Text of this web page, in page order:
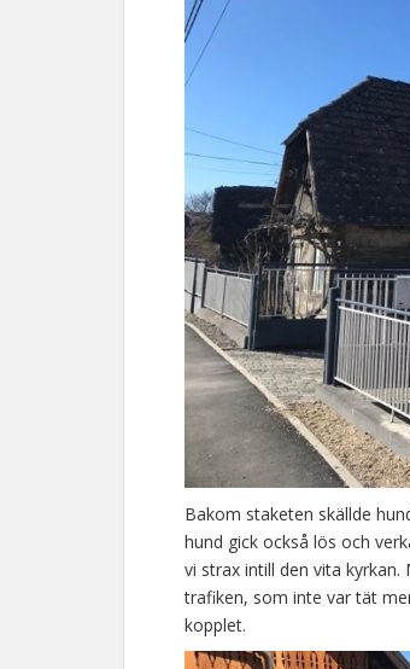
Bakom staketen skällde
hund gick också lös och
vi strax intill den vita
trafiken, som inte var tät
kopplet.